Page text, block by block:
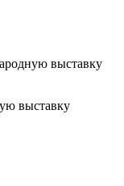
выставку
выставку